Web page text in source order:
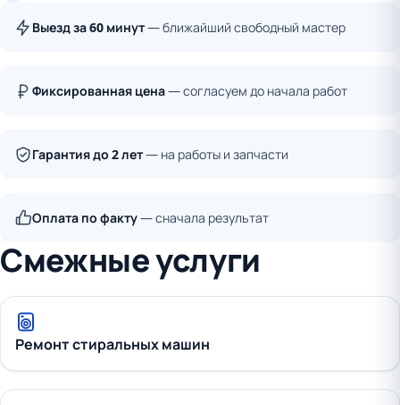
Выезд за 60 минут— ближайший свободный мастер
Фиксированная цена— согласуем до начала работ
Гарантия до 2 лет— на работы и запчасти
Оплата по факту— сначала результат
Смежные услуги
Ремонт стиральных машин